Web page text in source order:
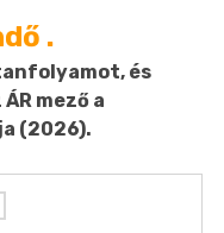
.
és
mező a
(2026).